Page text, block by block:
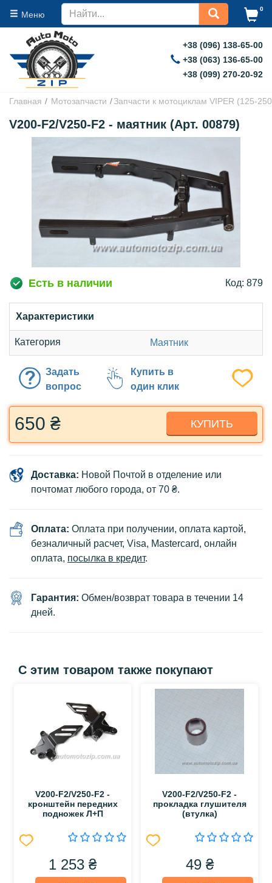
Меню
0
+38 (096) 138-65-00
+38 (063) 136-65-00
+38 (099) 270-20-92
Главная Мотозапчасти Запчасти к мотоциклам VIPER (125-
V200-F2/V250-F2 - маятник (Арт. 00879)
Есть в наличии Код: 879
Характеристики
Категория Маятник
Задать
вопрос
Купить в
один клик
650 ₴ КУПИТЬ
Доставка: Новой Почтой в отделение или
почтомат любого города, от 70 ₴.
Оплата: Оплата при получении, оплата картой,
безналичный расчет, Visa, Mastercard, онлайн
оплата, посылка в кредит.
Гарантия: Обмен/возврат товара в течении 14
дней.
С этим товаром также покупают
V200-F2/V250-F2 -
кронштейн передних
подножек Л+П
1 253 ₴
V200-F2/V250-F2 -
прокладка глушителя
(втулка)
49 ₴